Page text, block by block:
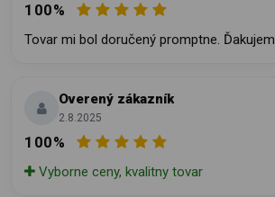
100%
Tovar mi bol doručený promptne. Ďakujem
Overený zákazník
2.8.2025
100%
Vyborne ceny, kvalitny tovar